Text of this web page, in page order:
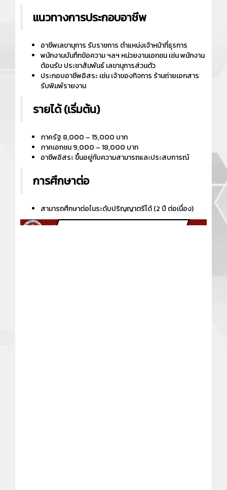
แนวทางการประกอบอาชีพ
อาชีพเลขานุการ รับราชการ ตำแหน่งเจ้าหน้าที่ธุรการ
พนักงานบันทึกข้อความ ฯลฯ หน่วยงานเอกชน เช่น พนักงาน
ต้อนรับ ประชาสัมพันธ์ เลขานุการส่วนตัว
ประกอบอาชีพอิสระ เช่น เจ้าของกิจการ ร้านถ่ายเอกสาร
รับพิมพ์รายงาน
รายได้ (เริ่มต้น)
ภาครัฐ 8,000 – 15,000 บาท
ภาคเอกชน 9,000 – 18,000 บาท
อาชีพอิสระ ขึ้นอยู่กับความสามารถและประสบการณ์
การศึกษาต่อ
สามารถศึกษาต่อในระดับปริญญาตรีได้ (2 ปี ต่อเนื่อง)